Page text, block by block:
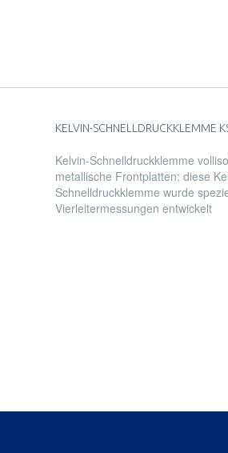
KELVIN-SCHNELLDRUCKKLEMME
Kelvin-Schnelldruckklemme
metallische Frontplatten; diese
Schnelldruckklemme wurde
Vierleitermessungen entwickelt